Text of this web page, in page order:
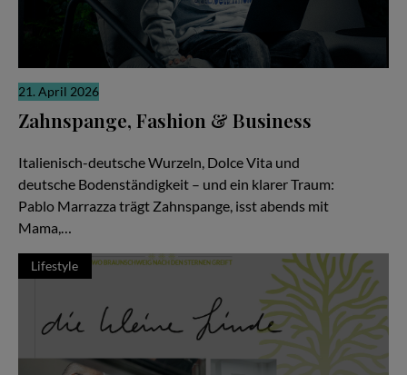
21. April 2026
Zahnspange, Fashion & Business
Italienisch-deutsche Wurzeln, Dolce Vita und
deutsche Bodenständigkeit – und ein klarer Traum:
Pablo Marrazza trägt Zahnspange, isst abends mit
Mama,…
Lifestyle